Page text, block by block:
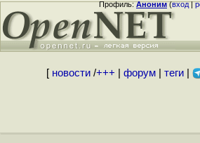
Профиль:Аноним(вход|
[ новости/+++ форум| теги|